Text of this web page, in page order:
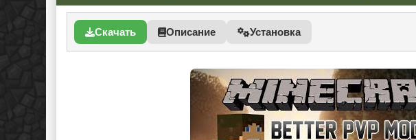
Скачать Описание Установка